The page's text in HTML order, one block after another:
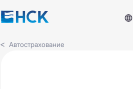
Автострахование